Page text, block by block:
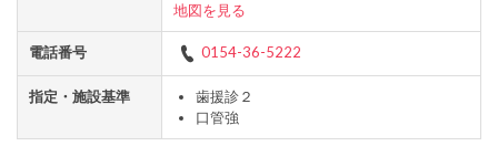
地図を見る
電話番号 0154-36-5222
指定・施設基準
歯援診２
口管強